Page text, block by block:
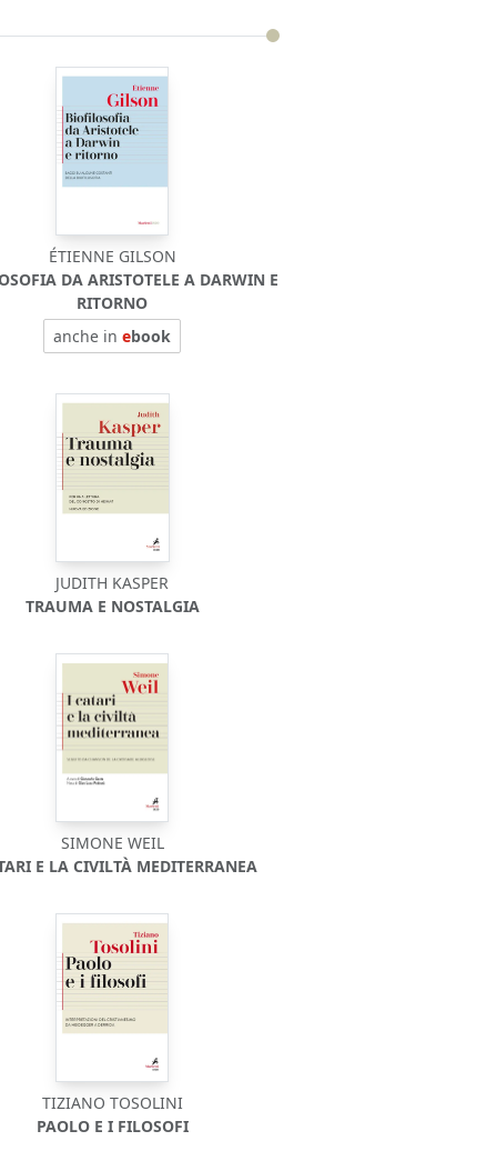
ÉTIENNE GILSON
DA ARISTOTELE A DARWIN E
RITORNO
anche inebook
JUDITH KASPER
TRAUMA E NOSTALGIA
SIMONE WEIL
E LA CIVILTÀ MEDITERRANEA
TIZIANO TOSOLINI
PAOLO E I FILOSOFI